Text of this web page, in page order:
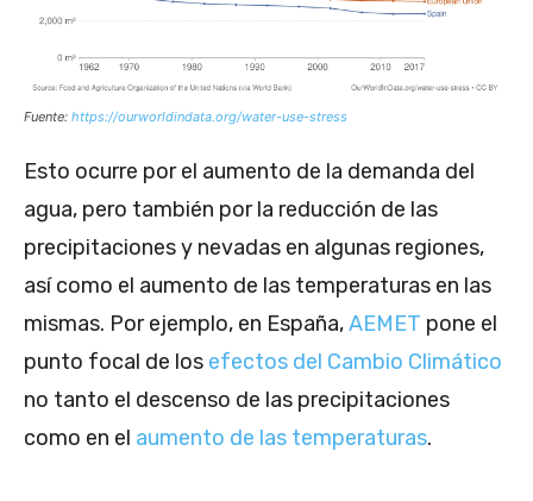
Fuente: https://ourworldindata.org/water-use-stress
Esto ocurre por el aumento de la demanda del
agua, pero también por la reducción de las
precipitaciones y nevadas en algunas regiones,
así como el aumento de las temperaturas en las
mismas. Por ejemplo, en España,AEMET pone el
punto focal de los efectos del Cambio Climático
no tanto el descenso de las precipitaciones
como en el aumento de las temperaturas.